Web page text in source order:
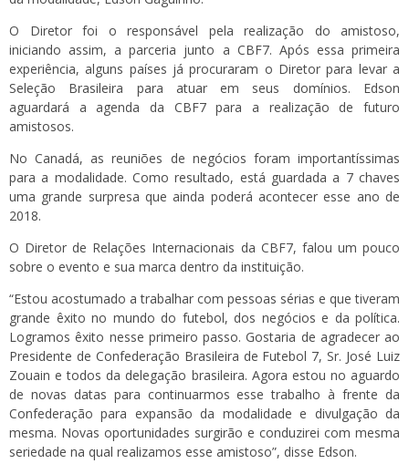
O Diretor foi o responsável pela realização do amistoso,
iniciando assim, a parceria junto a CBF7. Após essa primeira
experiência, alguns países já procuraram o Diretor para levar a
Seleção Brasileira para atuar em seus domínios. Edson
aguardará a agenda da CBF7 para a realização de futuro
amistosos.
No Canadá, as reuniões de negócios foram importantíssimas
para a modalidade. Como resultado, está guardada a 7 chaves
uma grande surpresa que ainda poderá acontecer esse ano de
2018.
O Diretor de Relações Internacionais da CBF7, falou um pouco
sobre o evento e sua marca dentro da instituição.
“Estou acostumado a trabalhar com pessoas sérias e que tiveram
grande êxito no mundo do futebol, dos negócios e da política.
Logramos êxito nesse primeiro passo. Gostaria de agradecer ao
Presidente de Confederação Brasileira de Futebol 7, Sr. José Luiz
Zouain e todos da delegação brasileira. Agora estou no aguardo
de novas datas para continuarmos esse trabalho à frente da
Confederação para expansão da modalidade e divulgação da
mesma. Novas oportunidades surgirão e conduzirei com mesma
seriedade na qual realizamos esse amistoso”, disse Edson.